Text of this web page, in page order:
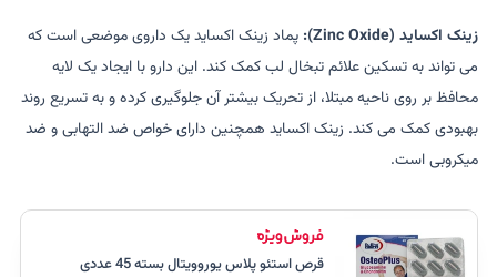
زینک اکساید (Zinc Oxide):
پماد زینک اکساید یک داروی موضعی است که
می تواند به تسکین علائم تبخال لب کمک کند. این دارو با ایجاد یک لایه
محافظ بر روی ناحیه مبتلا، از تحریک بیشتر آن جلوگیری کرده و به تسریع روند
بهبودی کمک می کند. زینک اکساید همچنین دارای خواص ضد التهابی و ضد
میکروبی است.
قرص استئو پلاس یوروویتال بسته 45 عددی